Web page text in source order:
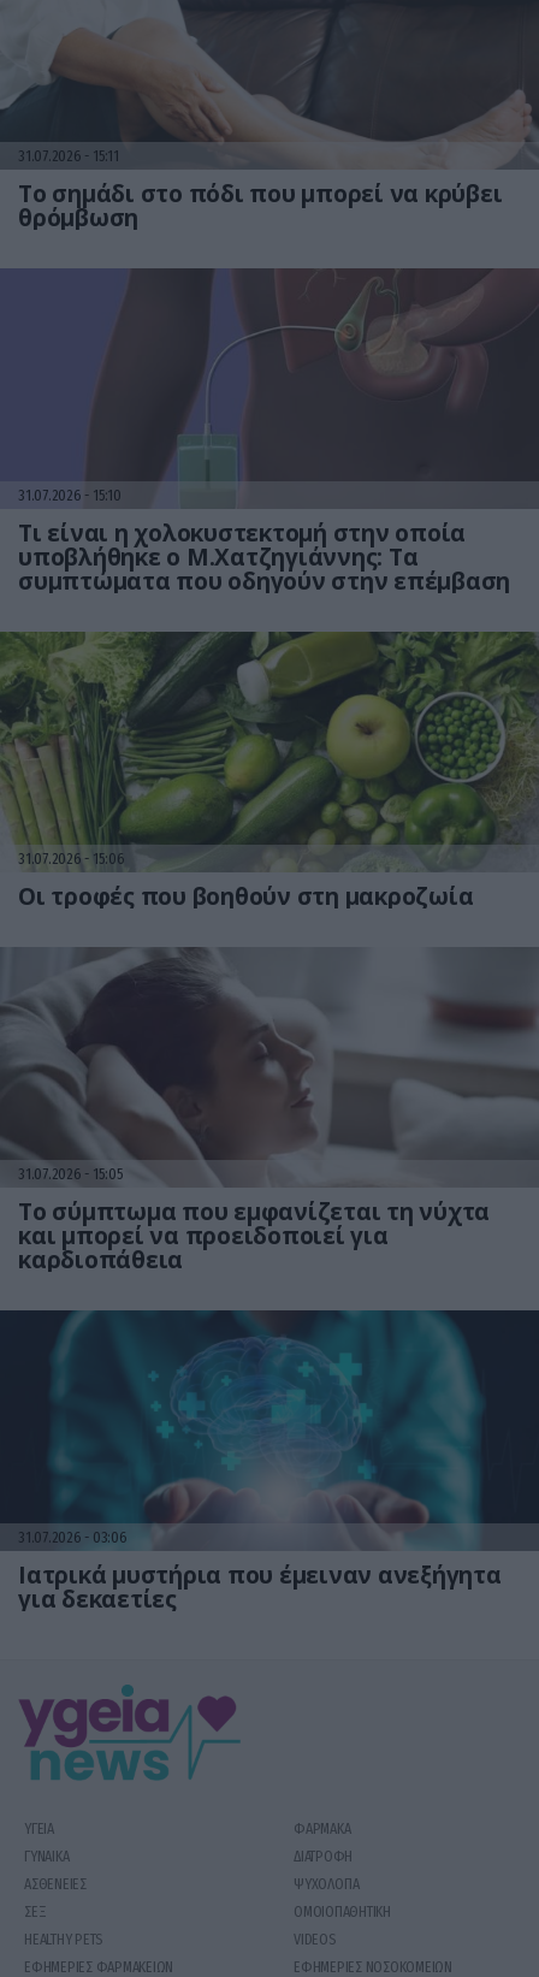
31.07.2026 15:11
Το σημάδι στο πόδι που μπορεί να κρύβει
θρόμβωση
31.07.2026 15:10
Τι είναι η χολοκυστεκτομή στην οποία
υποβλήθηκε ο Μ.Χατζηγιάννης: Tα
συμπτώματα που οδηγούν στην επέμβαση
31.07.2026 15:06
Οι τροφές που βοηθούν στη μακροζωία
31.07.2026 15:05
Το σύμπτωμα που εμφανίζεται τη νύχτα
και μπορεί να προειδοποιεί για
καρδιοπάθεια
31.07.2026 03:06
Ιατρικά μυστήρια που έμειναν ανεξήγητα
για δεκαετίες
ΥΓΕΙΑ
ΦΑΡΜΑΚΑ
ΓΥΝΑΙΚΑ
ΔΙΑΤΡΟΦΗ
ΑΣΘΕΝΕΙΕΣ
ΨΥΧΟΛΟΓΙΑ
ΣΕΞ
ΟΜΟΙΟΠΑΘΗΤΙΚΗ
HEALTHY PETS
VIDEOS
ΕΦΗΜΕΡΙΕΣ ΦΑΡΜΑΚΕΙΩΝ
ΕΦΗΜΕΡΙΕΣ ΝΟΣΟΚΟΜΕΙΩΝ